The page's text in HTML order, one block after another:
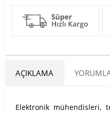
AÇIKLAMA
Elektronik mühendisleri,